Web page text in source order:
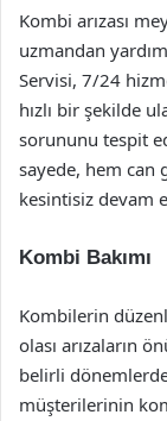
Kombi arızası
uzmandan
Servisi, 7/24
hızlı bir şekilde
sorununu tespit
sayede, hem can
kesintisiz devam
Kombi Bakımı
Kombilerin
olası arızaların
belirli
müşterilerinin